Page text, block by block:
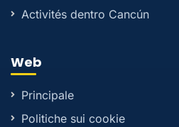
Activités dentro Cancún
Web
Principale
Politiche sui cookie